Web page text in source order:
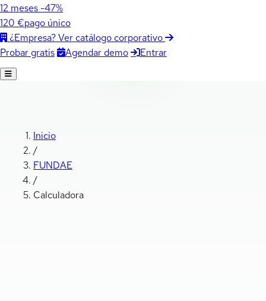
12 meses -47%
120 €pago único
¿Empresa? Ver catálogo corporativo
Probar gratis
Agendar demo Entrar
Inicio
/
FUNDAE
/
Calculadora